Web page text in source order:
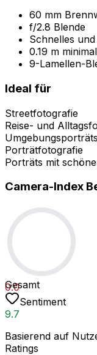
60 mm
f/2.8 Blende
Schnelles
0.19 m
9-Lamellen-
Ideal für
Streetfotografie
Reise- und
Umgebungsporträts
Porträtfotografie
Porträts mit
Camera-Index
0.0
Gesamt
Sentiment
9.7
Basierend auf
Ratings